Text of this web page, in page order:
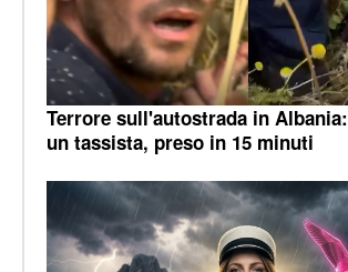
Terrore sull'autostrada in
un tassista, preso in 15 minuti